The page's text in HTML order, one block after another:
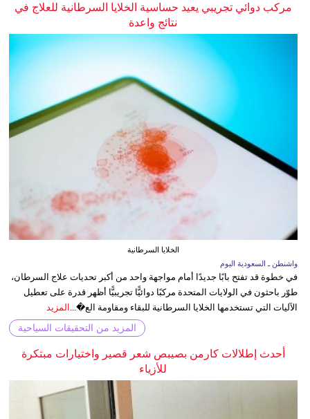
مركب دوائي تجريبي يعيد حساسية الخلايا السرطانية للعلاج في
نتائج واعدة
الخلايا السرطانية
واشنطن ـ السعودية اليوم
في خطوة قد تفتح بابًا جديدًا أمام مواجهة واحد من أكبر تحديات علاج السرطان،
طوّر باحثون في الولايات المتحدة مركبًا دوائيًّا تجريبيًّا أظهر قدرة على تعطيل
الآليات التي تستخدمها الخلايا السرطانية للبقاء ومقاومة الع�... المزيد
المزيد من التحقيقات السياحية
أحدث إطلالات كارمن بصيبص شعر قصير واختيارات مبتكرة
للأزياء